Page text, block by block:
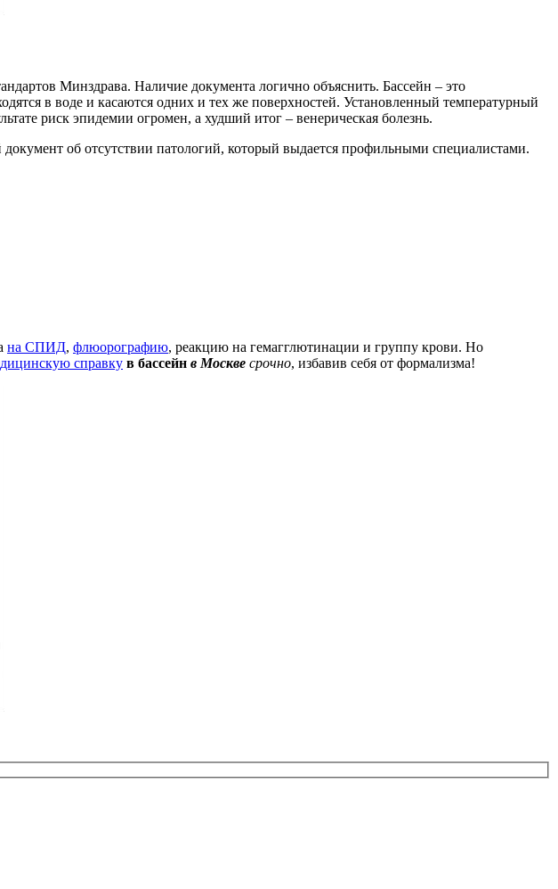
Минздрава. Наличие документа логично объяснить. Бассейн – это
в воде и касаются одних и тех же поверхностей. Установленный температурный
риск эпидемии огромен, а худший итог – венерическая болезнь.
об отсутствии патологий, который выдается профильными специалистами.
на СПИД, флюорографию, реакцию на гемагглютинации и группу крови. Но
справку в бассейн в Москве срочно, избавив себя от формализма!